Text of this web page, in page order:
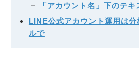
「アカウント名」下のテキ
LINE公式アカウント運用は分
ルで